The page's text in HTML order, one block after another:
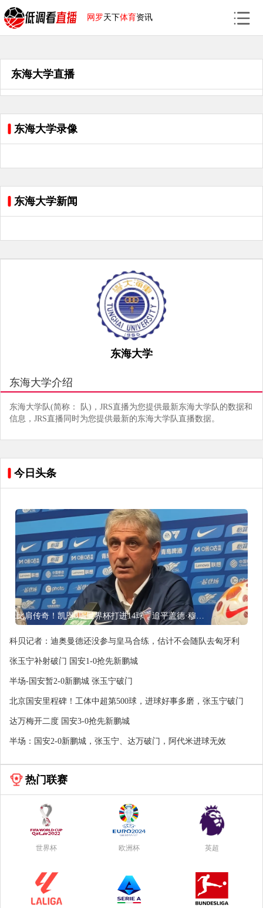
网罗天下体育资讯
东海大学直播
东海大学录像
东海大学新闻
东海大学
东海大学介绍
东海大学队(简称： 队)，JRS直播为您提供最新东海大学队的数据和
信息，JRS直播同时为您提供最新的东海大学队直播数据。
今日头条
比肩传奇！凯恩3届世界杯打进14球，追平盖德·穆勒并排前史第5
科贝记者：迪奥曼德还没参与皇马合练，估计不会随队去匈牙利
张玉宁补射破门 国安1-0抢先新鹏城
半场-国安暂2-0新鹏城 张玉宁破门
北京国安里程碑！工体中超第500球，进球好事多磨，张玉宁破门
达万梅开二度 国安3-0抢先新鹏城
半场：国安2-0新鹏城，张玉宁、达万破门，阿代米进球无效
热门联赛
世界杯 欧洲杯 英超